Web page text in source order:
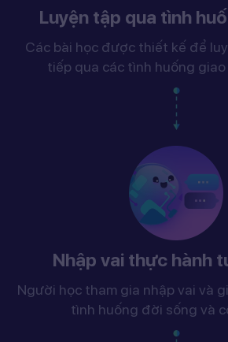
Luyện tập qua tình
Các bài học được thiết kế để
tiếp qua các tình huống
Nhập vai thực hành
Người học tham gia nhập vai và
tình huống đời sống và